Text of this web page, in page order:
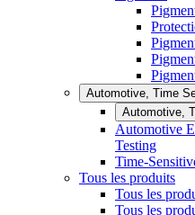
Automotive, Time
Automotive,
Automotive
Testing
Time-
Tous les produits
Tous les
Tous les